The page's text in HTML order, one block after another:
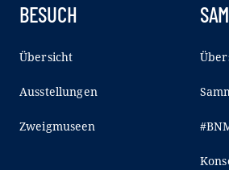
BESUCH
Übersicht
Ausstellungen
Zweigmuseen